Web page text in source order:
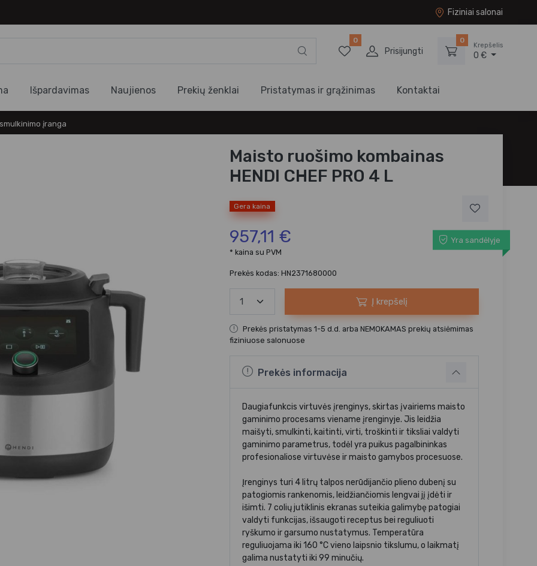
Fiziniai salonai
0
Prisijungti
0
Krepšelis
0 €
Išpardavimas Naujienos Prekių ženklai Pristatymas ir grąžinimas Kontaktai
įranga
Maisto ruošimo kombainas
HENDI CHEF PRO 4 L
Gera kaina
957,11 €
Yra sandėlyje
* kaina su PVM
Prekės kodas: HN2371680000
Į krepšelį
Prekės pristatymas 1-5 d.d. arba NEMOKAMAS prekių atsiėmimas
fiziniuose salonuose
Prekės informacija
Daugiafunkcis virtuvės įrenginys, skirtas įvairiems maisto
gaminimo procesams viename įrenginyje. Jis leidžia
maišyti, smulkinti, kaitinti, virti, troškinti ir tiksliai valdyti
gaminimo parametrus, todėl yra puikus pagalbininkas
profesionaliose virtuvėse ir maisto gamybos procesuose.
Įrenginys turi 4 litrų talpos nerūdijančio plieno dubenį su
patogiomis rankenomis, leidžiančiomis lengvai jį įdėti ir
išimti. 7 colių jutiklinis ekranas suteikia galimybę patogiai
valdyti funkcijas, išsaugoti receptus bei reguliuoti
ryškumo ir garsumo nustatymus. Temperatūra
reguliuojama iki 160 °C vieno laipsnio tikslumu, o laikmatį
galima nustatyti iki 99 minučių.